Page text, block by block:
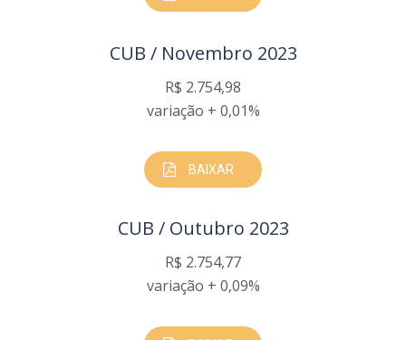
CUB / Novembro 2023
R$ 2.754,98
variação + 0,01%
BAIXAR
CUB / Outubro 2023
R$ 2.754,77
variação + 0,09%